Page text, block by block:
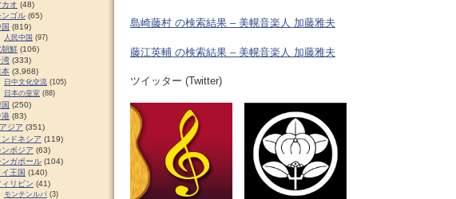
島崎藤村 の検索結果 – 美幌音楽人 加藤雅夫
藤江英輔 の検索結果 – 美幌音楽人 加藤雅夫
ツイッター (Twitter)
カオ (48)
ンゴル (65)
(819)
人民中国 (97)
朝鮮 (106)
湾 (333)
本 (3,968)
日中文化交流 (105)
日本の皇室 (88)
(250)
港 (83)
ジア (351)
ンドネシア (119)
ンボジア (63)
ンガポール (104)
イ王国 (140)
ィリピン (41)
モンテンルパ (3)